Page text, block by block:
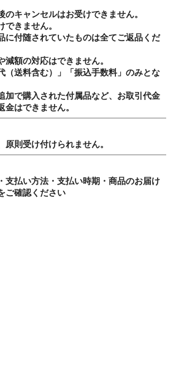
キャンセルはお受けできません。
きません。
に付随されていたものは全てご返品くだ
額の対応はできません。
（送料含む）」「振込手数料」のみとな
加で購入された付属品など、お取引代金
はできません。
則受け付けられません。
支払い方法・支払い時期・商品のお届け
ご確認ください